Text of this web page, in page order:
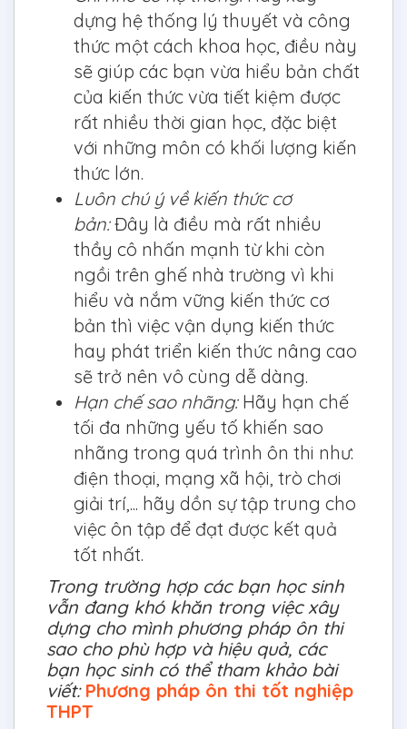
dựng hệ thống lý thuyết và công
thức một cách khoa học, điều này
sẽ giúp các bạn vừa hiểu bản chất
của kiến thức vừa tiết kiệm được
rất nhiều thời gian học, đặc biệt
với những môn có khối lượng kiến
thức lớn.
Luôn chú ý về kiến thức cơ
bản:Đây là điều mà rất nhiều
thầy cô nhấn mạnh từ khi còn
ngồi trên ghế nhà trường vì khi
hiểu và nắm vững kiến thức cơ
bản thì việc vận dụng kiến thức
hay phát triển kiến thức nâng cao
sẽ trở nên vô cùng dễ dàng.
Hạn chế sao nhãng: Hãy hạn chế
tối đa những yếu tố khiến sao
nhãng trong quá trình ôn thi như:
điện thoại, mạng xã hội, trò chơi
giải trí,... hãy dồn sự tập trung cho
việc ôn tập để đạt được kết quả
tốt nhất.
Trong trường hợp các bạn học sinh
vẫn đang khó khăn trong việc xây
dựng cho mình phương pháp ôn thi
sao cho phù hợp và hiệu quả, các
bạn học sinh có thể tham khảo bài
viết: Phương pháp ôn thi tốt nghiệp
THPT